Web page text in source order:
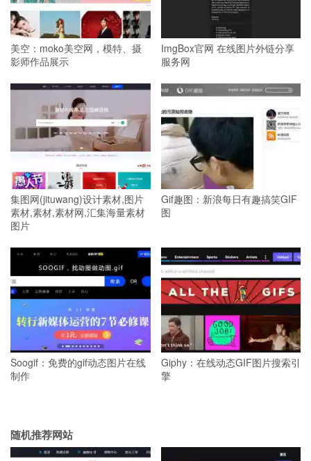
美空：moko美空网，模特、摄
影师作品展示
ImgBox官网 在线图片外链分享
服务网
集图网(jituwang)设计素材,图片
素材,素材,素材网,汇集海量素材
图片
Gif趣图：新浪每日有趣搞笑GIF
图
Soogif：免费的gif动态图片在线
制作
Giphy：在线动态GIF图片搜索引
擎
随机推荐网站